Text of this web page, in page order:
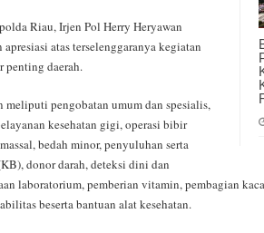
Riau, Irjen Pol Herry Heryawan
atas terselenggaranya kegiatan
penting daerah.
pengobatan umum dan spesialis,
kesehatan gigi, operasi bibir
bedah minor, penyuluhan serta
donor darah, deteksi dini dan
laboratorium, pemberian vitamin, pembagian
beserta bantuan alat kesehatan.